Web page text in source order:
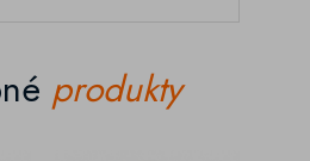
produkty